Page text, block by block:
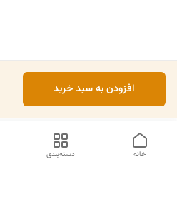
افزودن به سبد خرید
دسته‌بندی خانه